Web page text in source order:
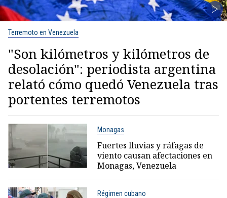
Terremoto en Venezuela
"Son kilómetros y kilómetros de
desolación": periodista argentina
relató cómo quedó Venezuela tras
portentes terremotos
Monagas
Fuertes lluvias y ráfagas de
viento causan afectaciones en
Monagas, Venezuela
Régimen cubano